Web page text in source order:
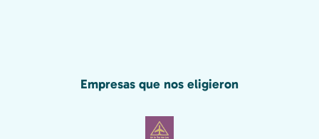
Empresas que nos eligieron